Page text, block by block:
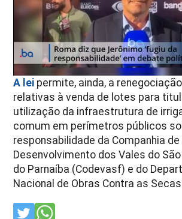
A lei permite, ainda, a
relativas à venda de lotes para
utilização da infraestrutura de
comum em perímetros públicos
responsabilidade da Companhia de
Desenvolvimento dos Vales do
do Parnaíba (Codevasf) e do
Nacional de Obras Contra as